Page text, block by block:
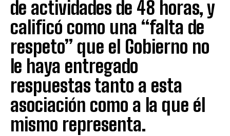
de actividades de 48 horas, y
calificó como una “falta de
respeto” que el Gobierno no
le haya entregado
respuestas tanto a esta
asociación como a la que él
mismo representa.